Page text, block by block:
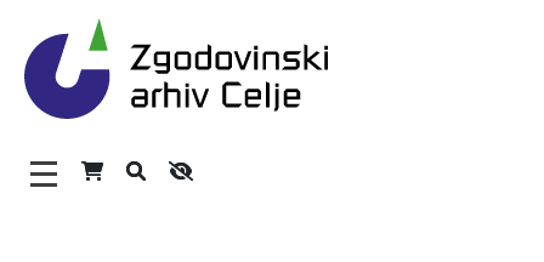
Zgodovinski arhiv Celje –
Glavni meni